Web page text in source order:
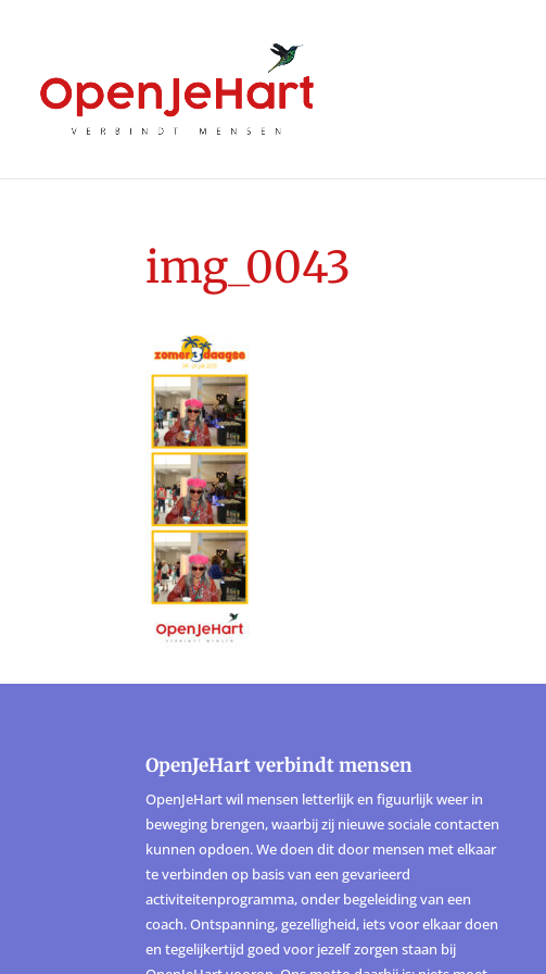
img_0043
OpenJeHart verbindt mensen
OpenJeHart wil mensen letterlijk en figuurlijk weer in
beweging brengen, waarbij zij nieuwe sociale contacten
kunnen opdoen. We doen dit door mensen met elkaar
te verbinden op basis van een gevarieerd
activiteitenprogramma, onder begeleiding van een
coach. Ontspanning, gezelligheid, iets voor elkaar doen
en tegelijkertijd goed voor jezelf zorgen staan bij